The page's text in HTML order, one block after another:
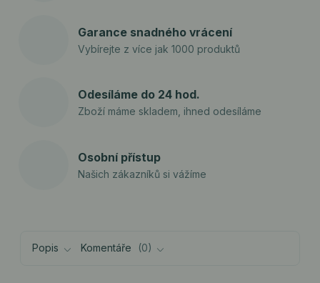
Garance snadného vrácení
Vybírejte z více jak 1000 produktů
Odesíláme do 24 hod.
Zboží máme skladem, ihned odesíláme
Osobní přístup
Našich zákazníků si vážíme
Popis Komentáře 0